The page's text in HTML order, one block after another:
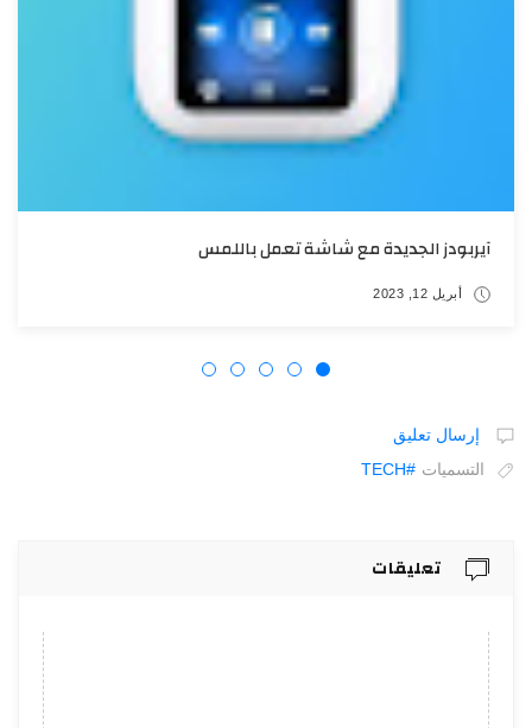
آيربودز الجديدة مع شاشة تعمل باللمس
أبريل 12, 2023
إرسال تعليق
التسميات #TECH
تعليقات